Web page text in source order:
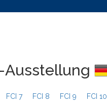
Ausstellung
FCI 7 FCI 8 FCI 9 FCI 10